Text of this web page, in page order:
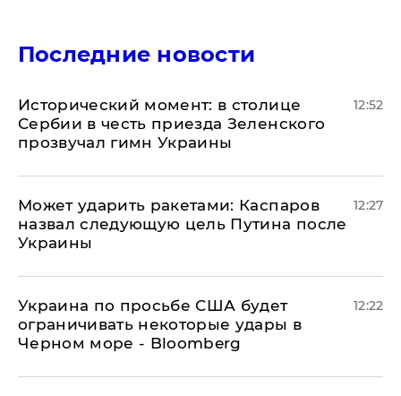
Последние новости
Исторический момент: в столице
Сербии в честь приезда Зеленского
прозвучал гимн Украины
12:52
Может ударить ракетами: Каспаров
назвал следующую цель Путина после
Украины
12:27
Украина по просьбе США будет
ограничивать некоторые удары в
Черном море - Bloomberg
12:22